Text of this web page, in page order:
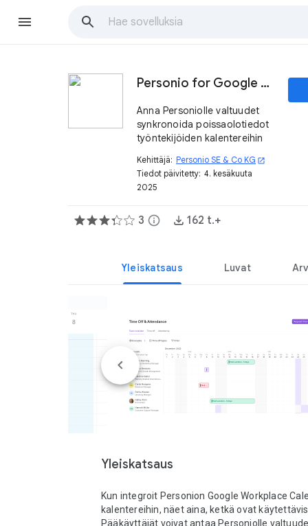
Personio for Google Calendar™
Anna Personiolle valtuudet
synkronoida poissaolotiedot
työntekijöiden kalentereihin
Kehittäjä: Personio SE & Co KG open_in_new
Tiedot päivitetty: 4. kesäkuuta
2025
3 info 162 t.+
Yleiskatsaus Luvat
Yleiskatsaus
Kun integroit Personion Google Workplace
kalentereihin, näet aina, ketkä ovat
Pääkäyttäjät voivat antaa Personiolle